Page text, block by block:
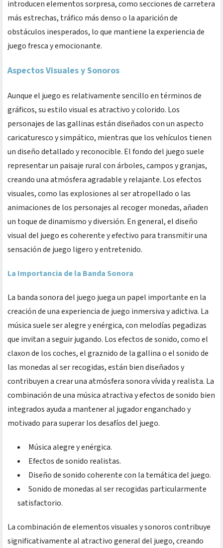
introducen elementos sorpresa, como secciones de carretera
más estrechas, tráfico más denso o la aparición de
obstáculos inesperados, lo que mantiene la experiencia de
juego fresca y emocionante.
Aspectos Visuales y Sonoros
Aunque el juego es relativamente sencillo en términos de
gráficos, su estilo visual es atractivo y colorido. Los
personajes de las gallinas están diseñados con un aspecto
caricaturesco y simpático, mientras que los vehículos tienen
un diseño detallado y reconocible. El fondo del juego suele
representar un paisaje rural con árboles, campos y granjas,
creando una atmósfera agradable y relajante. Los efectos
visuales, como las explosiones al ser atropellado o las
animaciones de los personajes al recoger monedas, añaden
un toque de dinamismo y diversión. En general, el diseño
visual del juego es coherente y efectivo para transmitir una
sensación de juego ligero y entretenido.
La Importancia de la Banda Sonora
La banda sonora del juego juega un papel importante en la
creación de una experiencia de juego inmersiva y adictiva. La
música suele ser alegre y enérgica, con melodías pegadizas
que invitan a seguir jugando. Los efectos de sonido, como el
claxon de los coches, el graznido de la gallina o el sonido de
las monedas al ser recogidas, están bien diseñados y
contribuyen a crear una atmósfera sonora vívida y realista. La
combinación de una música atractiva y efectos de sonido bien
integrados ayuda a mantener al jugador enganchado y
motivado para superar los desafíos del juego.
Música alegre y enérgica.
Efectos de sonido realistas.
Diseño de sonido coherente con la temática del juego.
Sonido de monedas al ser recogidas particularmente
satisfactorio.
La combinación de elementos visuales y sonoros contribuye
significativamente al atractivo general del juego, creando